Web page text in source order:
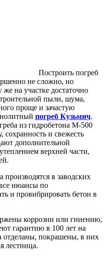
Построить погреб
не сложно, но
на участке достаточно
пыли, шума,
проще и зачастую
погреб Кузьмич.
из гидробетона М-500
и свежесть
дополнительной
верхней части,
в заводских
все нюансы по
и провибрировать бетон в
коррозии или гниению,
гарантию в 100 лет на
отделаны, покрашены, в них
лестница.